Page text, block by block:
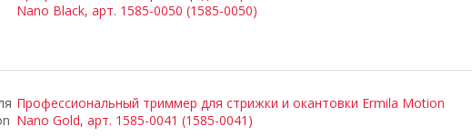
Nano Black, арт. 1585-0050 (1585-0050)
Профессиональный триммер для стрижки и окантовки Ermila Motion
Nano Gold, арт. 1585-0041 (1585-0041)